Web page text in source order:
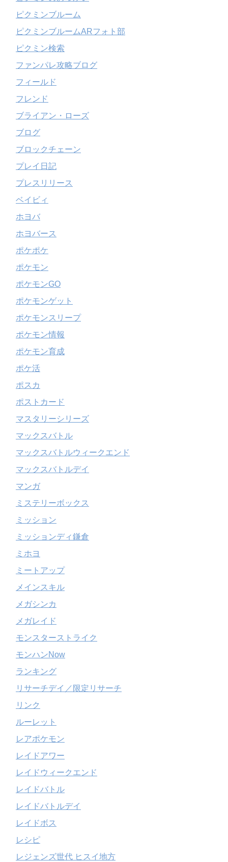
ピクミンブルーム
ピクミンブルームARフォト部
ピクミン検索
ファンパレ攻略ブログ
フィールド
フレンド
ブライアン・ローズ
ブログ
ブロックチェーン
プレイ日記
プレスリリース
ベイビィ
ホヨバ
ホヨバース
ポケポケ
ポケモン
ポケモンGO
ポケモンゲット
ポケモンスリープ
ポケモン情報
ポケモン育成
ポケ活
ポスカ
ポストカード
マスタリーシリーズ
マックスバトル
マックスバトルウィークエンド
マックスバトルデイ
マンガ
ミステリーボックス
ミッション
ミッションディ鎌倉
ミホヨ
ミートアップ
メインスキル
メガシンカ
メガレイド
モンスターストライク
モンハンNow
ランキング
リサーチデイ／限定リサーチ
リンク
ルーレット
レアポケモン
レイドアワー
レイドウィークエンド
レイドバトル
レイドバトルデイ
レイドボス
レシピ
レジェンズ世代 ヒスイ地方